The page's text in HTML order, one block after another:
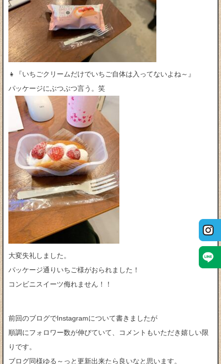
👧『いちごクリームだけでいちご自体は入ってないよね～』
パッケージにぶつぶつ言う。笑
大変失礼しました。
パッケージ通りいちご様がおられました！
コンビニスイーツ侮れません！！
前回のブログでInstagramについて書きましたが
順調にフォロワー数が伸びていて、コメントもいただき嬉しい限
りです。
ブログ同様ゆる～っと更新出来たら良いなと思います。